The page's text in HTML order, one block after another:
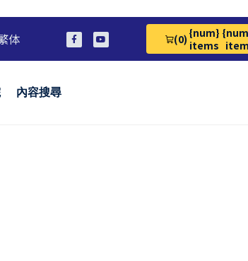
体 (0)
View Cart 0
{num}
items
內容搜尋